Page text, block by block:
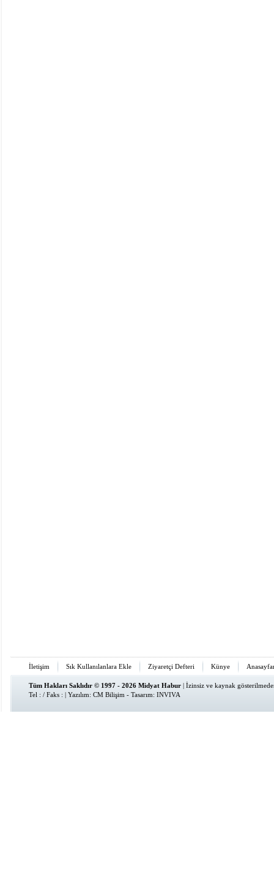
İletişim Sık Kullanılanlara Ekle Ziyaretçi Defteri Künye
Tüm Hakları Saklıdır © 1997 - 2026 Midyat Habur | İzinsiz ve kaynak
Tel : / Faks : | Yazılım: CM Bilişim - Tasarım: INVIVA